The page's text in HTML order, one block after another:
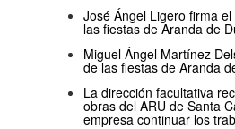
José Ángel Ligero firma
las fiestas de Aranda de
Miguel Ángel Martínez
de las fiestas de Aranda
La dirección facultativa
obras del ARU de Santa
empresa continuar los